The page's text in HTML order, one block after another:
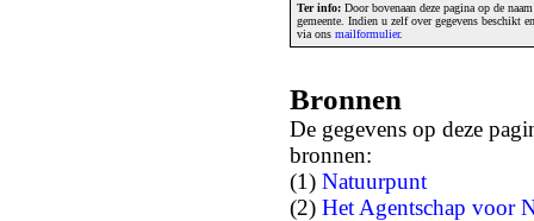
Ter info: Door bovenaan deze pagina op de
gemeente. Indien u zelf over gegevens beschikt
via ons mailformulier.
Bronnen
De gegevens op deze
bronnen:
(1) Natuurpunt
(2) Het Agentschap voor